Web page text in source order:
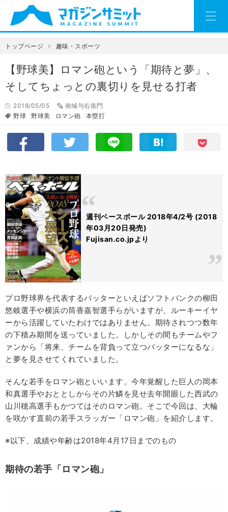
トップページ 趣味・スポーツ
【野球美】ロマン砲という「期待と夢」、
そしてちょっとの裏切りを見せる打者
2018/05/05
南城与右衛門
野球
野球美 ロマン砲 本塁打
週刊ベースボール 2018年4/2号 (2018
年03月20日発売)
Fujisan.co.jpより
プロ野球界を代表するバッターといえばソフトバンクの柳田
悠岐選手や横浜の筒香嘉智選手らがいますが、ルーキーイヤ
ーから活躍していたわけではありません。期待されつつ数年
の下積み期間を送っていました。しかしその間もチームやフ
ァンから「将来、チームを背負って立つバッターになるな」
と夢を見させてくれていました。
そんな若手をロマン砲といいます。今年覚醒した巨人の岡本
和真選手やおととしからその片鱗を見せ去年開眼した西武の
山川穂高選手もかつてはそのロマン砲。そこで今回は、大輪
を咲かす直前の若手スラッガー「ロマン砲」を紹介します。
※以下、成績や年齢は2018年4月17日までのもの
期待の若手「ロマン砲」